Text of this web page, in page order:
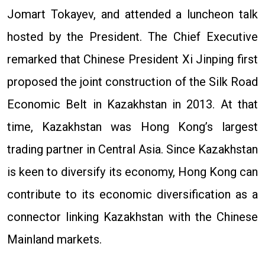
Jomart Tokayev, and attended a luncheon talk
hosted by the President. The Chief Executive
remarked that Chinese President Xi Jinping first
proposed the joint construction of the Silk Road
Economic Belt in Kazakhstan in 2013. At that
time, Kazakhstan was Hong Kong’s largest
trading partner in Central Asia. Since Kazakhstan
is keen to diversify its economy, Hong Kong can
contribute to its economic diversification as a
connector linking Kazakhstan with the Chinese
Mainland markets.